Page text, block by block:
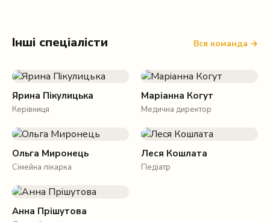
Інші спеціалісти Вся команда →
Ярина Пікулицька
Керівниця
Маріанна Когут
Медична директор
Ольга Миронець
Сімейна лікарка
Леся Кошлата
Педіатр
Анна Прішутова